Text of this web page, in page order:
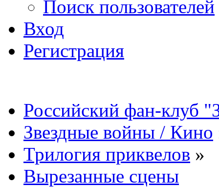
Поиск пользователей
Вход
Регистрация
Российский фан-клуб
Звездные войны / Кино
Трилогия приквелов »
Вырезанные сцены